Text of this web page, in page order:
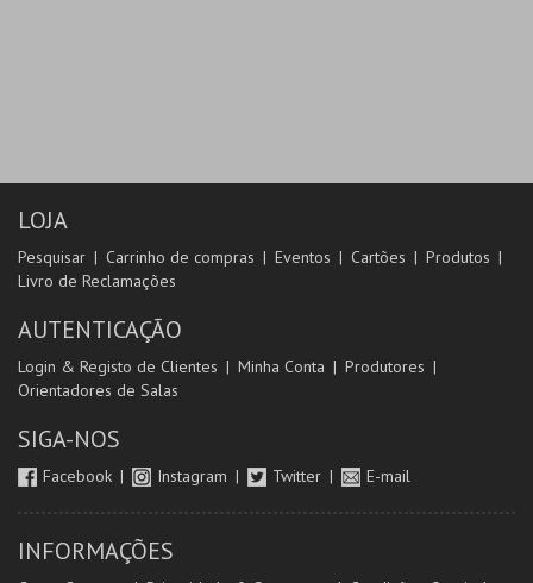
LOJA
Pesquisar Carrinho de compras Eventos Cartões
Produtos
Livro de Reclamações
AUTENTICAÇÃO
Login & Registo de Clientes Minha Conta
Produtores
Orientadores de Salas
SIGA-NOS
Facebook Instagram Twitter E-mail
INFORMAÇÕES